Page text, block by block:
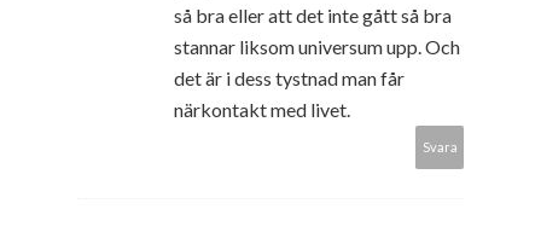
så bra eller att det inte gått så bra
stannar liksom universum upp. Och
det är i dess tystnad man får
närkontakt med livet.
Svara